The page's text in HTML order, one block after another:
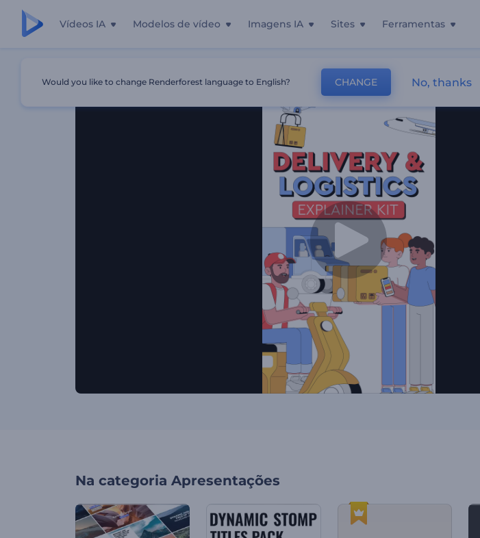
Vídeos IA Modelos de vídeo Imagens IA Sites Ferramentas
Na categoria Apresentações
Would you like to change Renderforest language to English? CHANGE No, thanks